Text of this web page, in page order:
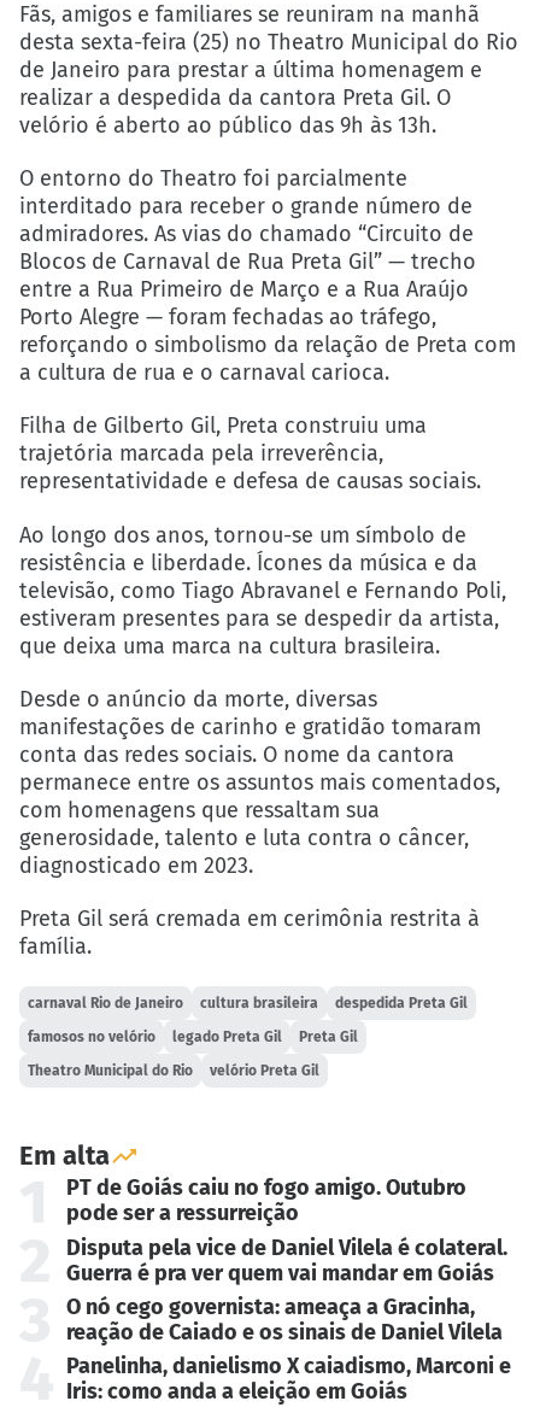
Fãs, amigos e familiares se reuniram na manhã
desta sexta-feira (25) no Theatro Municipal do Rio
de Janeiro para prestar a última homenagem e
realizar a despedida da cantora Preta Gil. O
velório é aberto ao público das 9h às 13h.
O entorno do Theatro foi parcialmente
interditado para receber o grande número de
admiradores. As vias do chamado “Circuito de
Blocos de Carnaval de Rua Preta Gil” — trecho
entre a Rua Primeiro de Março e a Rua Araújo
Porto Alegre — foram fechadas ao tráfego,
reforçando o simbolismo da relação de Preta com
a cultura de rua e o carnaval carioca.
Filha de Gilberto Gil, Preta construiu uma
trajetória marcada pela irreverência,
representatividade e defesa de causas sociais.
Ao longo dos anos, tornou-se um símbolo de
resistência e liberdade. Ícones da música e da
televisão, como Tiago Abravanel e Fernando Poli,
estiveram presentes para se despedir da artista,
que deixa uma marca na cultura brasileira.
Desde o anúncio da morte, diversas
manifestações de carinho e gratidão tomaram
conta das redes sociais. O nome da cantora
permanece entre os assuntos mais comentados,
com homenagens que ressaltam sua
generosidade, talento e luta contra o câncer,
diagnosticado em 2023.
Preta Gil será cremada em cerimônia restrita à
família.
carnaval Rio de Janeiro cultura brasileira despedida Preta Gil
famosos no velório legado Preta Gil Preta Gil
Theatro Municipal do Rio velório Preta Gil
Em alta
PT de Goiás caiu no fogo amigo. Outubro
pode ser a ressurreição
Disputa pela vice de Daniel Vilela é colateral.
Guerra é pra ver quem vai mandar em Goiás
O nó cego governista: ameaça a Gracinha,
reação de Caiado e os sinais de Daniel Vilela
Panelinha, danielismo X caiadismo, Marconi e
Iris: como anda a eleição em Goiás